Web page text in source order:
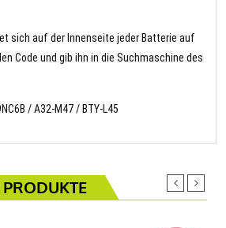
sich auf der Innenseite jeder Batterie auf
Code und gib ihn in die Suchmaschine des
/ A32-M47 / BTY-L45